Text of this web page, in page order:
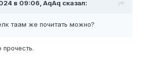
в 09:06, AqAq сказал:
таам же почитать можно?
прочесть.